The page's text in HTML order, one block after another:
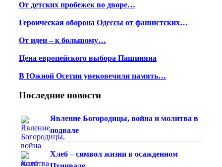
От детских пробежек во дворе…
Героическая оборона Одессы от фашистских…
От идеи – к большому…
Цена европейского выбора Пашиняна
В Южной Осетии увековечили память…
Последние новости
Явление Богородицы, война и молитва в
подвале
Хлеб – символ жизни в осажденном